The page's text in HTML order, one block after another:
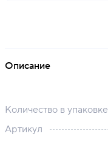
Описание
Количество в упаковке
Артикул